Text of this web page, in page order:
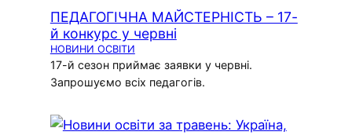
ПЕДАГОГІЧНА МАЙСТЕРНІСТЬ – 17-
й конкурс у червні
НОВИНИ ОСВІТИ
17-й сезон приймає заявки у червні.
Запрошуємо всіх педагогів.